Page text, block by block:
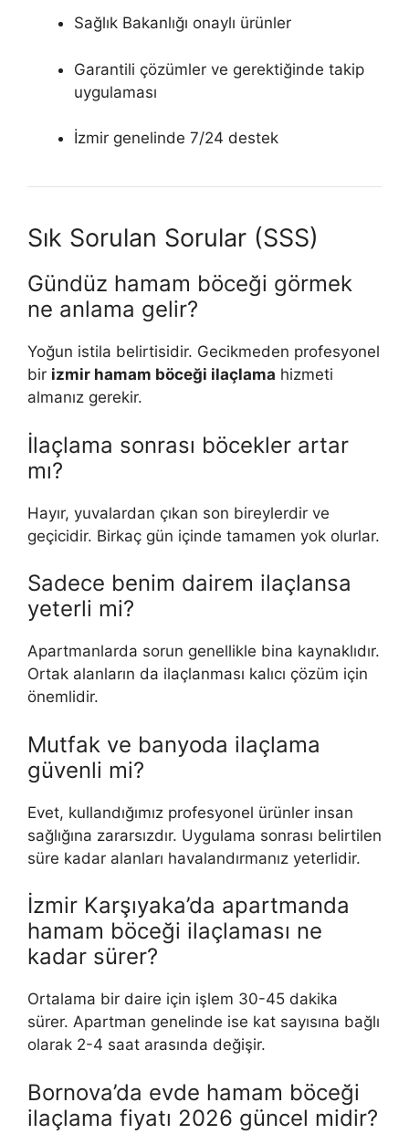
Sağlık Bakanlığı onaylı ürünler
Garantili çözümler ve gerektiğinde takip
uygulaması
İzmir genelinde 7/24 destek
Sık Sorulan Sorular (SSS)
Gündüz hamam böceği görmek
ne anlama gelir?
Yoğun istila belirtisidir. Gecikmeden profesyonel
bir izmir hamam böceği ilaçlama hizmeti
almanız gerekir.
İlaçlama sonrası böcekler artar
mı?
Hayır, yuvalardan çıkan son bireylerdir ve
geçicidir. Birkaç gün içinde tamamen yok olurlar.
Sadece benim dairem ilaçlansa
yeterli mi?
Apartmanlarda sorun genellikle bina kaynaklıdır.
Ortak alanların da ilaçlanması kalıcı çözüm için
önemlidir.
Mutfak ve banyoda ilaçlama
güvenli mi?
Evet, kullandığımız profesyonel ürünler insan
sağlığına zararsızdır. Uygulama sonrası belirtilen
süre kadar alanları havalandırmanız yeterlidir.
İzmir Karşıyaka’da apartmanda
hamam böceği ilaçlaması ne
kadar sürer?
Ortalama bir daire için işlem 30-45 dakika
sürer. Apartman genelinde ise kat sayısına bağlı
olarak 2-4 saat arasında değişir.
Bornova’da evde hamam böceği
ilaçlama fiyatı 2026 güncel midir?